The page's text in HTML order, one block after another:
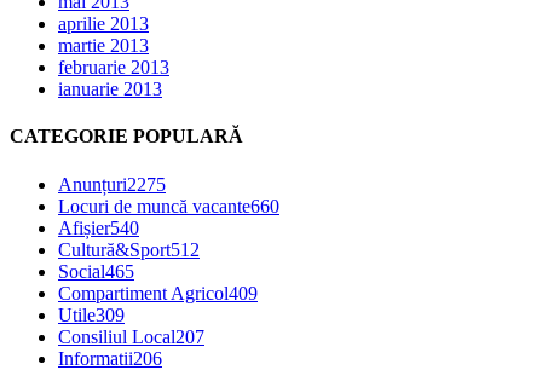
aprilie 2013
martie 2013
februarie 2013
ianuarie 2013
CATEGORIE POPULARĂ
Anunțuri2275
Locuri de muncă vacante660
Afișier540
Cultură&Sport512
Social465
Compartiment Agricol409
Utile309
Consiliul Local207
Informatii206